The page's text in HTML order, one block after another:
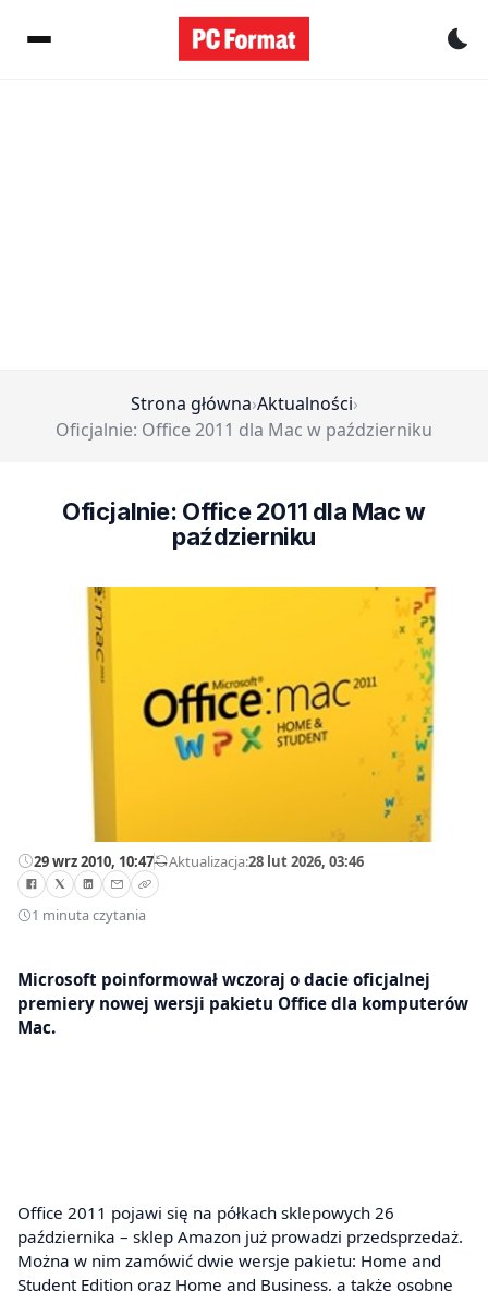
Strona główna›Aktualności›
Oficjalnie: Office 2011 dla Mac w październiku
Oficjalnie: Office 2011 dla Mac w
październiku
29 wrz 2010, 10:47—Aktualizacja:28 lut 2026, 03:46
1 minuta czytania
Microsoft poinformował wczoraj o dacie oficjalnej
premiery nowej wersji pakietu Office dla komputerów
Mac.
Office 2011 pojawi się na półkach sklepowych 26
października – sklep Amazon już prowadzi przedsprzedaż.
Można w nim zamówić dwie wersje pakietu: Home and
Student Edition oraz Home and Business, a także osobne